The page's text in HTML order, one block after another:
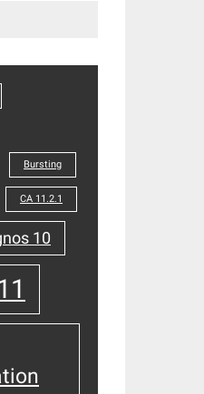
Bursting
CA 11.2.1
10